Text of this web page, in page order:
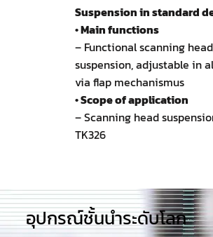
Suspension in standard
• Main functions
– Functional scanning head
suspension, adjustable in
via flap mechanismus
• Scope of application
– Scanning head
TK326
อุปกรณ์ชั้นนำระดับโลก​